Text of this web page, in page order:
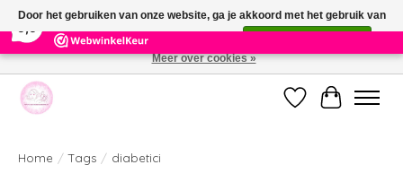
391 Reviews ×
Welkom bij de nieuwe webshop van Parfumerie Marie Rose
Verlanglijst
Home / Tags / diabetici
Door het gebruiken van onze website, ga je akkoord met het gebruik van
cookies om onze website te verbeteren.
Meer over cookies »